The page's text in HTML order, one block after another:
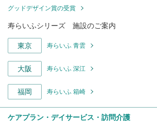
グッドデザイン賞の受賞
寿らいふシリーズ 施設のご案内
東京 寿らいふ 青雲
大阪 寿らいふ 深江
福岡 寿らいふ 箱崎
ケアプラン・デイサービス・訪問介護